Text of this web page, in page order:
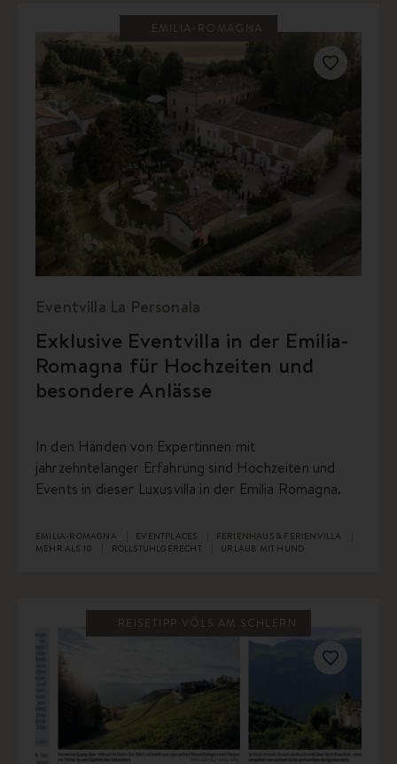
EMILIA-ROMAGNA
Eventvilla La Personala
Exklusive Eventvilla in der Emilia-
Romagna für Hochzeiten und
besondere Anlässe
In den Händen von Expertinnen mit
jahrzehntelanger Erfahrung sind Hochzeiten und
Events in dieser Luxusvilla in der Emilia Romagna.
EMILIA-ROMAGNA EVENTPLACES
FERIENHAUS & FERIENVILLA
MEHR ALS 10
ROLLSTUHLGERECHT URLAUB MIT HUND
REISETIPP VÖLS AM SCHLERN